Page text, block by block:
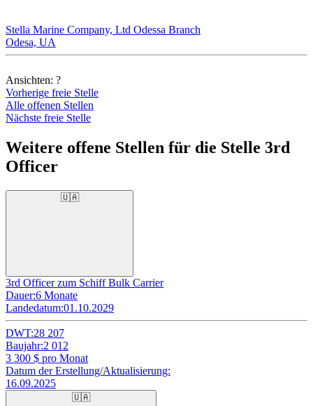
Stella Marine Company, Ltd Odessa Branch
Odesa, UA
Ansichten: ?
Vorherige freie Stelle
Alle offenen Stellen
Nächste freie Stelle
Weitere offene Stellen für die Stelle 3rd
Officer
🇺🇦
3rd Officer zum Schiff Bulk Carrier
Dauer:6 Monate
Landedatum:01.10.2029
DWT:28 207
Baujahr:2 012
3 300 $ pro Monat
Datum der Erstellung/Aktualisierung:
16.09.2025
🇺🇦